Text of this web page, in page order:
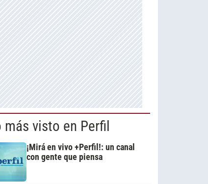
más visto en Perfil
¡Mirá en vivo +Perfil!: un canal
con gente que piensa